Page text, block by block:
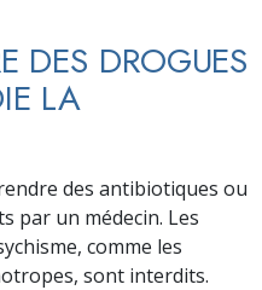
DES DROGUES
LA
des antibiotiques ou
par un médecin. Les
comme les
sont interdits.